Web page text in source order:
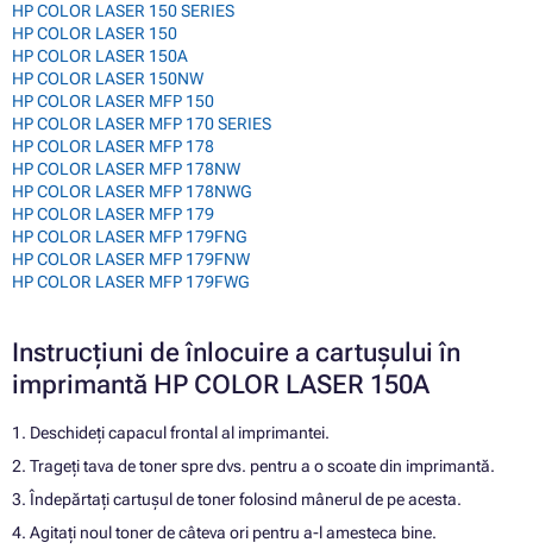
HP COLOR LASER 150 SERIES
HP COLOR LASER 150
HP COLOR LASER 150A
HP COLOR LASER 150NW
HP COLOR LASER MFP 150
HP COLOR LASER MFP 170 SERIES
HP COLOR LASER MFP 178
HP COLOR LASER MFP 178NW
HP COLOR LASER MFP 178NWG
HP COLOR LASER MFP 179
HP COLOR LASER MFP 179FNG
HP COLOR LASER MFP 179FNW
HP COLOR LASER MFP 179FWG
Instrucțiuni de înlocuire a cartușului în
imprimantă HP COLOR LASER 150A
1. Deschideți capacul frontal al imprimantei.
2. Trageți tava de toner spre dvs. pentru a o scoate din imprimantă.
3. Îndepărtați cartușul de toner folosind mânerul de pe acesta.
4. Agitați noul toner de câteva ori pentru a-l amesteca bine.